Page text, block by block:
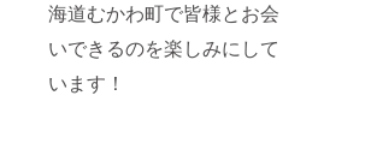
海道むかわ町で皆様とお会
いできるのを楽しみにして
います！